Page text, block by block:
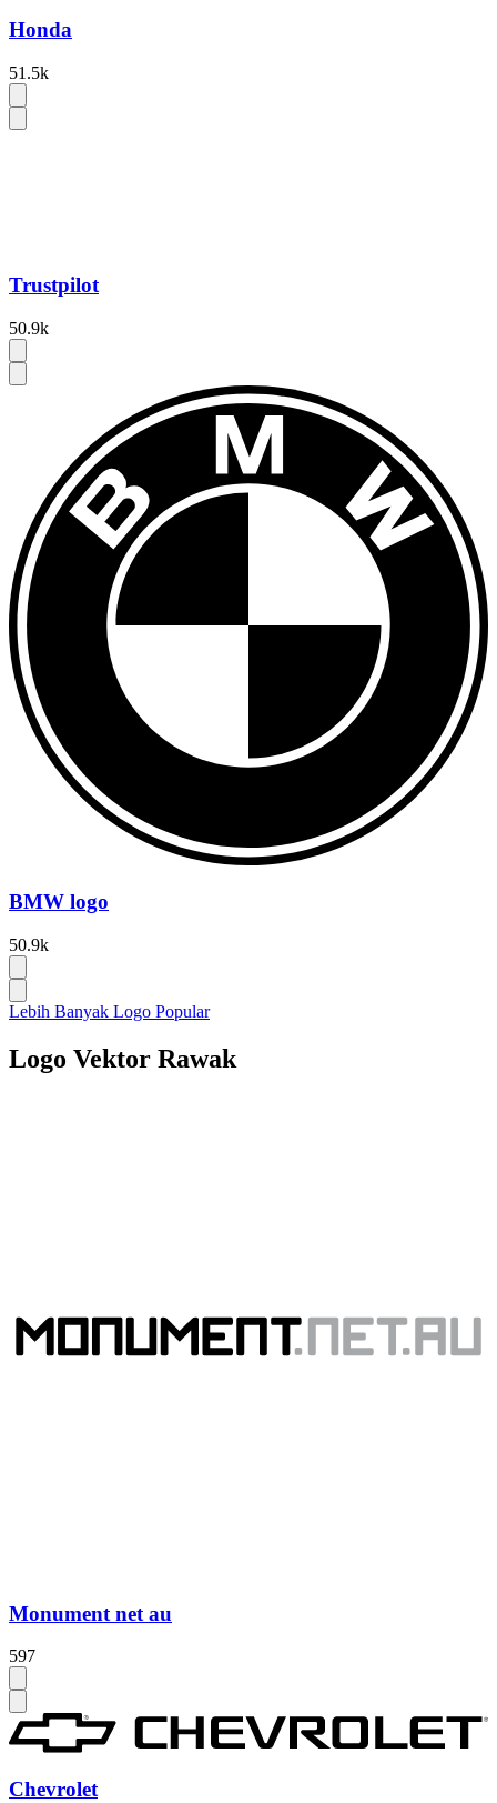
Honda
51.5k
Trustpilot
50.9k
BMW logo
50.9k
Lebih Banyak Logo Popular
Logo Vektor Rawak
Monument net au
597
Chevrolet